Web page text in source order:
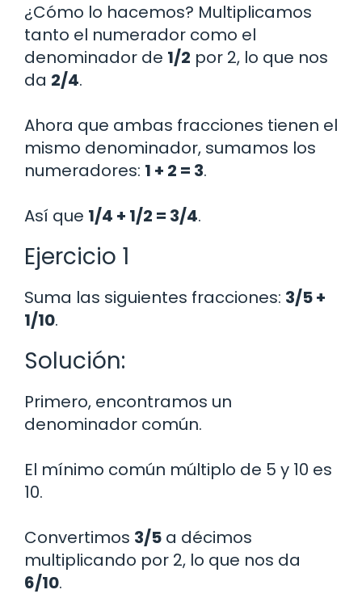
¿Cómo lo hacemos? Multiplicamos
tanto el numerador como el
denominador de 1/2 por 2, lo que nos
da 2/4.
Ahora que ambas fracciones tienen el
mismo denominador, sumamos los
numeradores: 1 + 2 = 3.
Así que 1/4 + 1/2 = 3/4.
Ejercicio 1
Suma las siguientes fracciones: 3/5 +
1/10.
Solución:
Primero, encontramos un
denominador común.
El mínimo común múltiplo de 5 y 10 es
10.
Convertimos 3/5 a décimos
multiplicando por 2, lo que nos da
6/10.